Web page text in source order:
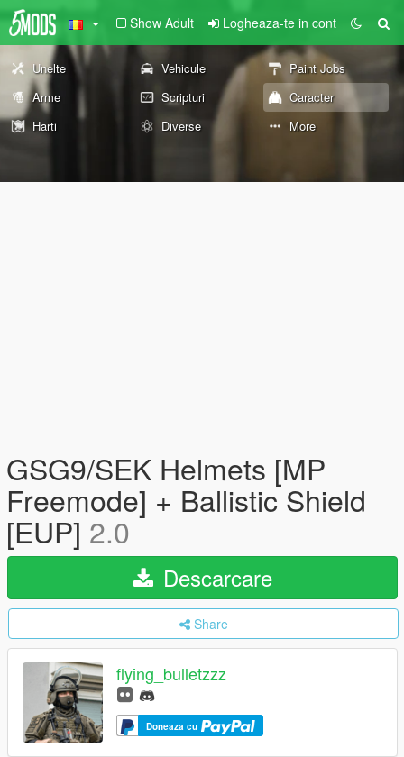
Show Adult Logheaza-te in cont
Unelte Vehicule
Paint Jobs
Arme
Scripturi
Caracter
Harti
Diverse More
GSG9/SEK Helmets [MP
Freemode] + Ballistic Shield
[EUP] 2.0
Descarcare
Share
flying_bulletzzz
Doneaza cu